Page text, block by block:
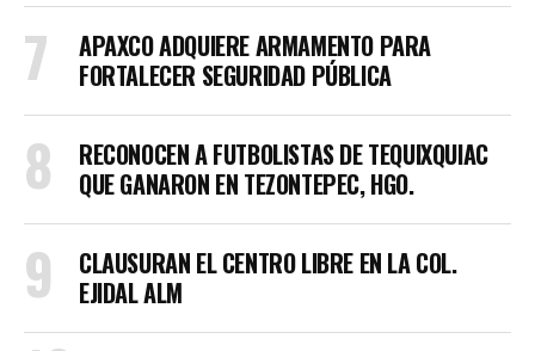
APAXCO ADQUIERE ARMAMENTO PARA
FORTALECER SEGURIDAD PÚBLICA
RECONOCEN A FUTBOLISTAS DE TEQUIXQUIAC
QUE GANARON EN TEZONTEPEC, HGO.
CLAUSURAN EL CENTRO LIBRE EN LA COL.
EJIDAL ALM